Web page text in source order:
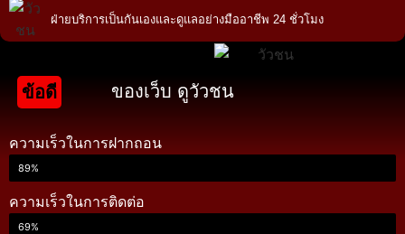
ฝ่ายบริการเป็นกันเองและดูแลอย่างมืออาชีพ 24 ชั่วโมง
ข้อดี ของเว็บ ดูวัวชน
ความเร็วในการฝากถอน
89%
ความเร็วในการติดต่อ
69%